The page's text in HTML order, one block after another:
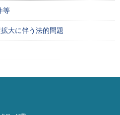
等
大に伴う法的問題